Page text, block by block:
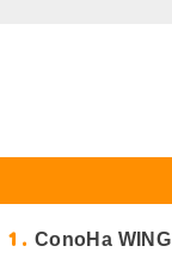
1 ConoHa